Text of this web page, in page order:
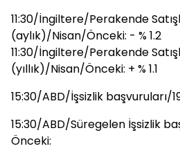
11:30/İngiltere/Perakende
(aylık)/Nisan/Önceki: - % 1.2
11:30/İngiltere/Perakende
(yıllık)/Nisan/Önceki: + % 1.1
15:30/ABD/İşsizlik başvuruları/
15:30/ABD/Süregelen İşsizlik
Önceki: